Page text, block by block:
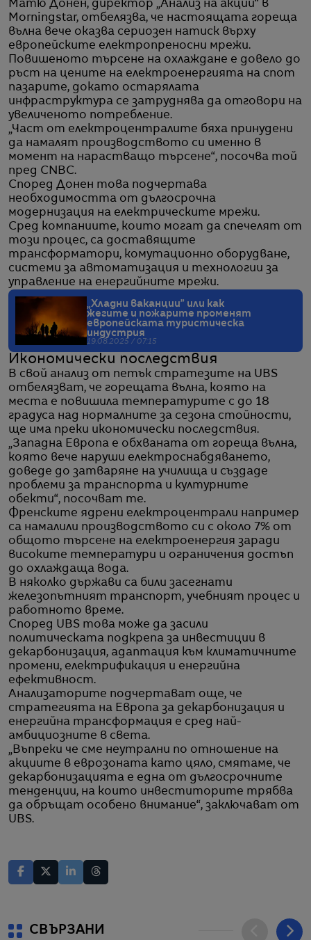
Матю Донен, директор „Анализ на акции“ в
Morningstar, отбелязва, че настоящата гореща
вълна вече оказва сериозен натиск върху
европейските електропреносни мрежи.
Повишеното търсене на охлаждане е довело до
ръст на цените на електроенергията на спот
пазарите, докато остарялата
инфраструктура се затруднява да отговори на
увеличеното потребление.
„Част от електроцентралите бяха принудени
да намалят производството си именно в
момент на нарастващо търсене“, посочва той
пред CNBC.
Според Донен това подчертава
необходимостта от дългосрочна
модернизация на електрическите мрежи.
Сред компаниите, които могат да спечелят от
този процес, са доставящите
трансформатори, комутационно оборудване,
системи за автоматизация и технологии за
управление на енергийните мрежи.
„Хладни ваканции” или как
жегите и пожарите променят
европейската туристическа
индустрия
19.08.2025 / 07:15
Икономически последствия
В свой анализ от петък стратезите на UBS
отбелязват, че горещата вълна, която на
места е повишила температурите с до 18
градуса над нормалните за сезона стойности,
ще има преки икономически последствия.
„Западна Европа е обхваната от гореща вълна,
която вече наруши електроснабдяването,
доведе до затваряне на училища и създаде
проблеми за транспорта и културните
обекти“, посочват те.
Френските ядрени електроцентрали например
са намалили производството си с около 7% от
общото търсене на електроенергия заради
високите температури и ограничения достъп
до охлаждаща вода.
В няколко държави са били засегнати
железопътният транспорт, учебният процес и
работното време.
Според UBS това може да засили
политическата подкрепа за инвестиции в
декарбонизация, адаптация към климатичните
промени, електрификация и енергийна
ефективност.
Анализаторите подчертават още, че
стратегията на Европа за декарбонизация и
енергийна трансформация е сред най-
амбициозните в света.
„Въпреки че сме неутрални по отношение на
акциите в еврозоната като цяло, смятаме, че
декарбонизацията е една от дългосрочните
тенденции, на които инвеститорите трябва
да обръщат особено внимание“, заключават от
UBS.
СВЪРЗАНИ